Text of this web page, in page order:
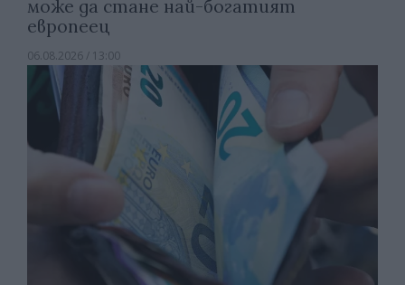
може да стане най-богатият
европеец
06.08.2026 / 13:00